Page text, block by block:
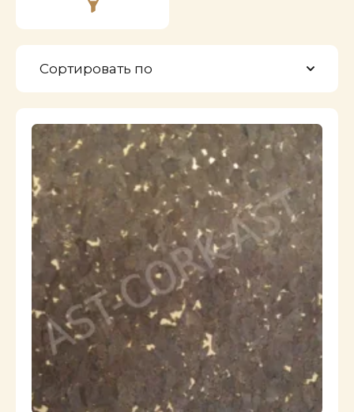
Сортировать по